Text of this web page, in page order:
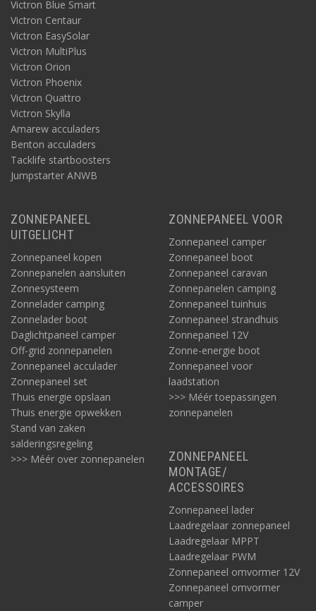
Victron Blue Smart
Victron Centaur
Victron EasySolar
Victron MultiPlus
Victron Orion
Victron Phoenix
Victron Quattro
Victron Skylla
Amarew acculaders
Benton acculaders
Tacklife startboosters
Jumpstarter ANWB
ZONNEPANEEL
UITGELICHT
Zonnepaneel kopen
Zonnepanelen aansluiten
Zonnesysteem
Zonnelader camping
Zonnelader boot
Daglichtpaneel camper
Off-grid zonnepanelen
Zonnepaneel acculader
Zonnepaneel set
Thuis energie opslaan
Thuis energie opwekken
Stand van zaken
salderingsregeling
>>> Méér over zonnepanelen
ZONNEPANEEL VOOR
Zonnepaneel camper
Zonnepaneel boot
Zonnepaneel caravan
Zonnepanelen camping
Zonnepaneel tuinhuis
Zonnepaneel strandhuis
Zonnepaneel 12V
Zonne-energie boot
Zonnepaneel voor
laadstation
>>> Méér toepassingen
zonnepanelen
ZONNEPANEEL
MONTAGE/
ACCESSOIRES
Zonnepaneel lader
Laadregelaar zonnepaneel
Laadregelaar MPPT
Laadregelaar PWM
Zonnepaneel omvormer 12V
Zonnepaneel omvormer
camper